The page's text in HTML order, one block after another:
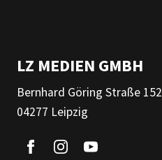
LZ MEDIEN GMBH
Bernhard Göring Straße 152
04277 Leipzig